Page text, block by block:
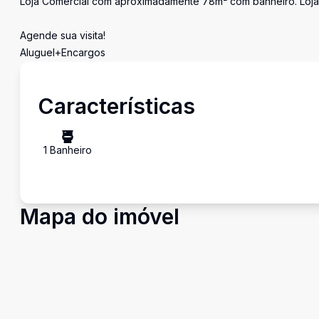
Agende sua visita!
Aluguel+Encargos
Características
1 Banheiro
Mapa do imóvel